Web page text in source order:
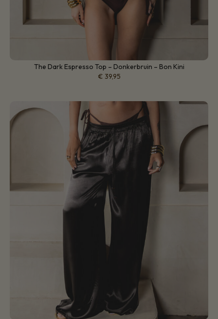
The Dark Espresso Top – Donkerbruin – Bon Kini
€ 39,95